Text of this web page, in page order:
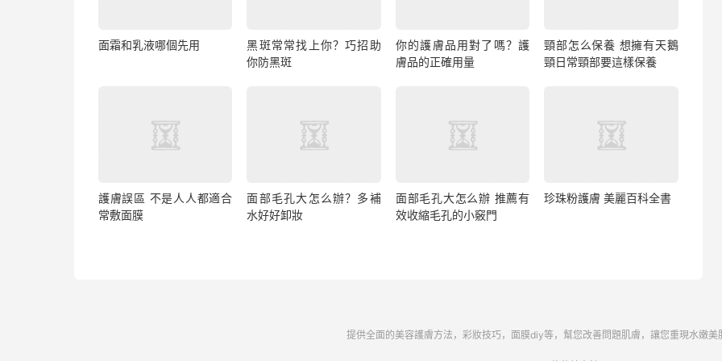
面霜和乳液哪個先用
黑斑常常找上你？巧招助
你防黑斑
你的護膚品用對了嗎？護
膚品的正確用量
頸部怎么保養 想擁有天鵝
頸日常頸部要這樣保養
護膚誤區 不是人人都適合
常敷面膜
面部毛孔大怎么辦？多補
水好好卸妝
面部毛孔大怎么辦 推薦有
效收縮毛孔的小竅門
珍珠粉護膚 美麗百科全書
提供全面的美容護膚方法，彩妝技巧，面膜diy等，幫您改善問題肌膚，讓您重現水嫩美